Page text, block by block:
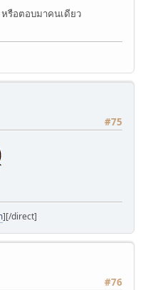
หรือตอบมาคนเดียว
#75
][/direct]
#76